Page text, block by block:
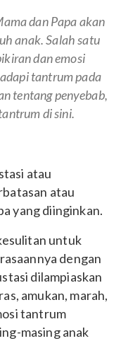
dan Papa akan
anak. Salah satu
dan emosi
tantrum pada
tentang penyebab,
di sini.
atau
atau
yang diinginkan.
untuk
dengan
dilampiaskan
amukan, marah,
tantrum
masing anak